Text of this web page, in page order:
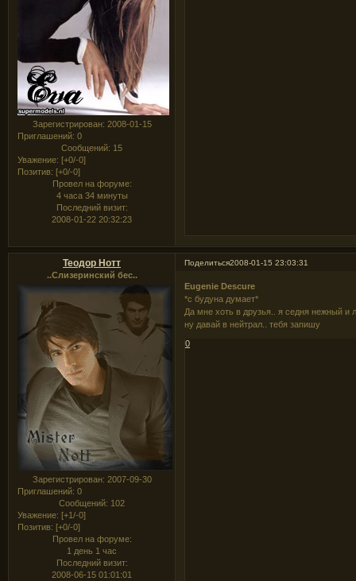
Зарегистрирован: 2008-01-15
Приглашений: 0
Сообщений: 15
Уважение: [+0/-0]
Позитив: [+0/-0]
Провел на форуме:
4 часа 34 минуты
Последний визит:
2008-01-22 20:32:23
Поделиться2008-01-15 23:03:31
Теодор Нотт
..Слизеринский бес..
Зарегистрирован: 2007-09-30
Приглашений: 0
Сообщений: 102
Уважение: [+1/-0]
Позитив: [+0/-0]
Провел на форуме:
1 день 1 час
Последний визит:
2008-06-15 01:01:01
Eugenie Descure
*с будуна думает*
Да мне хоть в друзья.. я седня нежный и
ну давай в нейтрал.. тебя запишу
0